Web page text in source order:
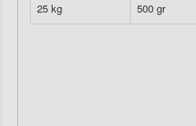
25 kg
500 gr